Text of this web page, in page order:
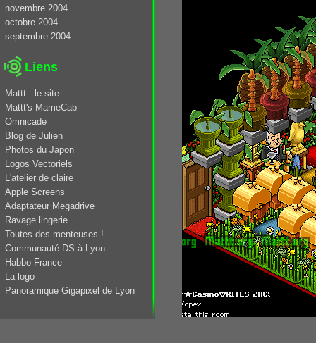
novembre 2004
octobre 2004
septembre 2004
Liens
Mattt - le site
Mattt's MameCab
Omnicade
Blog de Julien
Photos du Japon
Logos Vectoriels
L'atelier de claire
Apple Screens
Adaptateur Megadrive
Ravage lingerie
Toutes des menteuses !
Communauté DS à Lyon
Habbo France
La logo
Panoramique Gigapixel de Lyon